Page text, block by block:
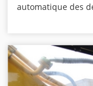
automatique des